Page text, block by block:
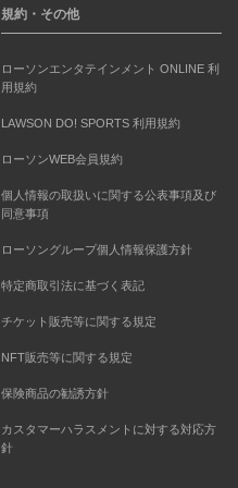
規約・その他
ローソンエンタテインメント ONLINE 利
用規約
LAWSON DO! SPORTS 利用規約
ローソンWEB会員規約
個人情報の取扱いに関する公表事項及び
同意事項
ローソングループ個人情報保護方針
特定商取引法に基づく表記
チケット販売等に関する規定
NFT販売等に関する規定
保険商品の勧誘方針
カスタマーハラスメントに対する対応方
針